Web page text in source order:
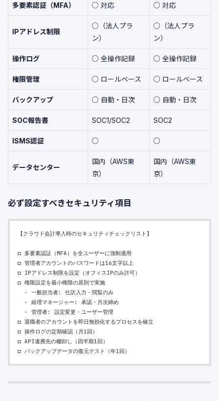
多要素認証（MFA） ○ 対応 ○ 対応
IPアドレス制限
○（法人プラ
ン）
○（法人プラ
ン）
操作ログ ○ 全操作記録 ○ 全操作記録
権限管理 ○ ロールベース ○ ロールベース
バックアップ ○ 自動・日次 ○ 自動・日次
SOC報告書 SOC1/SOC2 SOC2
ISMS認証 ○ ○
データセンター
国内（AWS東
京）
国内（AWS東
京）
必ず設定すべきセキュリティ項目
【クラウド会計導入時のセキュリティチェックリスト】
□ 多要素認証（MFA）を全ユーザーに強制適用
□ 管理者アカウントのパスワードは16文字以上
□ IPアドレス制限を設定（オフィスIPのみ許可）
□ 権限設定を最小権限の原則で実施
  - 一般担当者: 仕訳入力・閲覧のみ
  - 経理マネージャー: 承認・月次締め
  - 管理者: 設定変更・ユーザー管理
□ 退職者のアカウントを即日無効化するプロセスを確立
□ 操作ログの定期確認（月1回）
□ API連携先の棚卸し（四半期1回）
□ バックアップデータの復元テスト（年1回）